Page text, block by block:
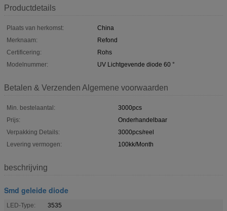
Productdetails
Plaats van herkomst:
China
Merknaam:
Refond
Certificering:
Rohs
Modelnummer:
UV Lichtgevende diode 60 °
Betalen & Verzenden Algemene voorwaarden
Min. bestelaantal:
3000pcs
Prijs:
Onderhandelbaar
Verpakking Details:
3000pcs/reel
Levering vermogen:
100kk/Month
beschrijving
Smd geleide diode
LED-Type:
3535